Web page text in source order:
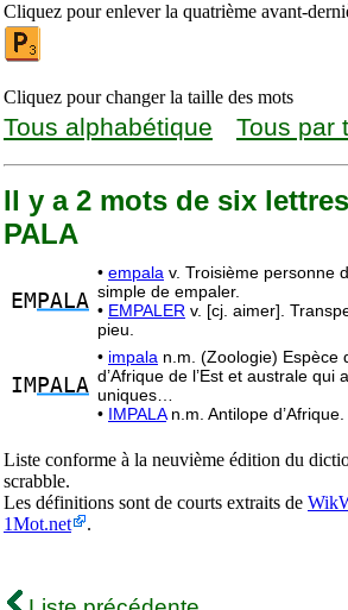
Cliquez pour enlever la quatrième avant-
Cliquez pour changer la taille des mots
Tous alphabétique Tous par
Il y a 2 mots de six
PALA
EM PALA
• empala v. Troisième personne
simple de empaler.
• EMPALER v. [cj. aimer].
pieu.
IM PALA
• impala n.m. (Zoologie) Espèce
d’Afrique de l’Est et australe qui
uniques…
• IMPALAn.m. Antilope d’Afrique.
Liste conforme à la neuvième édition du
scrabble.
Les définitions sont de courts extraits de
1Mot.net
.